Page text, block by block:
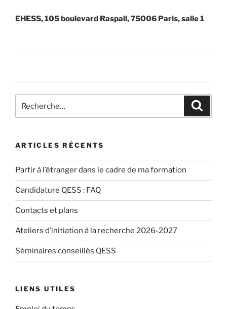
EHESS, 105 boulevard Raspail, 75006 Paris, salle 1
pour
ARTICLES RÉCENTS
Partir à l’étranger dans le cadre de ma formation
Candidature QESS : FAQ
Contacts et plans
Ateliers d’initiation à la recherche 2026-2027
Séminaires conseillés QESS
LIENS UTILES